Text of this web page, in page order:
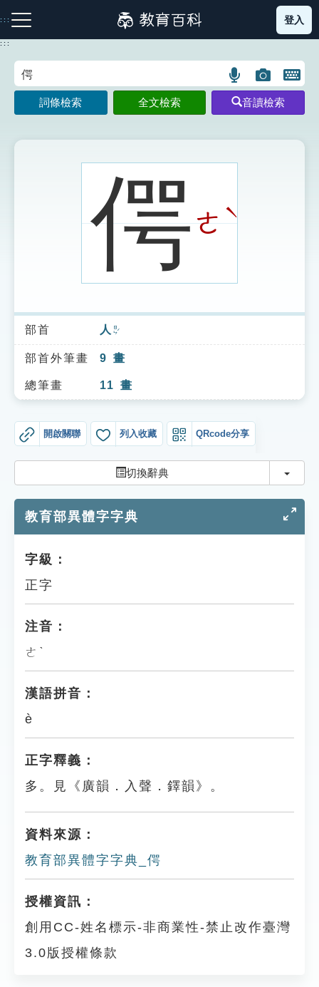
到
主
:::
注音索引圖示 筆畫索引圖示 部首索引表圖示
索引選單
知識索引
單字索引
貓頭鷹博士
登入
:::
語
言
搜
示
圖
片
搜
開
鍵
圖
詞條檢索 全文檢索 音讀檢索
偔ㄜ ˋ
部首 人 ㄖㄣˊ
部首外筆畫 9 畫
總筆畫 11 畫
開啟關聯 列入收藏 QRcode分享
切換辭典 切換
教育部異體字字典
字級：
正字
注音：
ㄜˋ
漢語拼音：
è
正字釋義：
多。見《廣韻．入聲．鐸韻》。
資料來源：
教育部異體字字典_偔
授權資訊：
創用CC-姓名標示-非商業性-禁止改作臺灣
3.0版授權條款